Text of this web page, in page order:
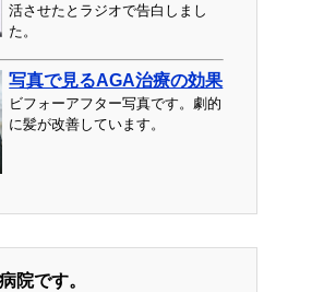
活させたとラジオで告白しまし
た。
写真で見るAGA治療の効果
ビフォーアフター写真です。劇的
に髪が改善しています。
院です。